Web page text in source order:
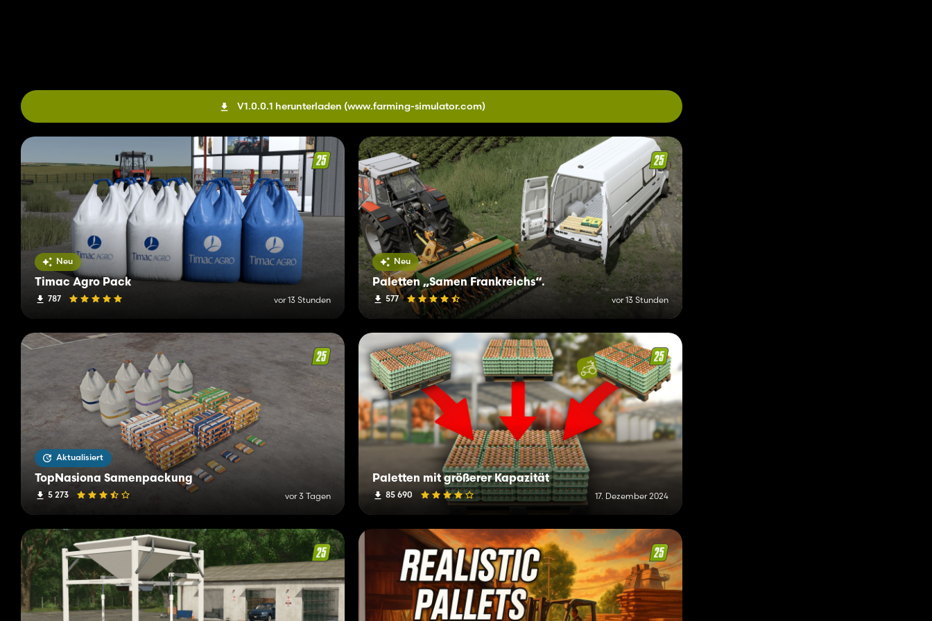
V1.0.0.1 herunterladen (www.farming-simulator.com)
Neu
Timac Agro Pack
787 vor 13 Stunden
Neu
Paletten „Samen Frankreichs“.
577 vor 13 Stunden
Aktualisiert
TopNasiona Samenpackung
5 273 vor 3 Tagen
Paletten mit größerer Kapazität
85 690 17. Dezember 2024